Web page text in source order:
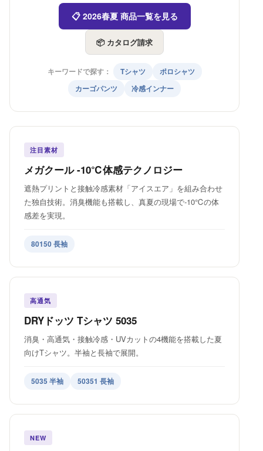
📋 2026春夏 商品一覧を見る
📦 カタログ請求
キーワードで探す： Tシャツ
ポロシャツ
カーゴパンツ
冷感インナー
注目素材
メガクール -10℃体感テクノロジー
遮熱プリントと接触冷感素材「アイスエア」を組み合わせ
た独自技術。消臭機能も搭載し、真夏の現場で-10℃の体
感差を実現。
80150 長袖
高通気
DRYドッツ Tシャツ 5035
消臭・高通気・接触冷感・UVカットの4機能を搭載した夏
向けTシャツ。半袖と長袖で展開。
5035 半袖 50351 長袖
NEW